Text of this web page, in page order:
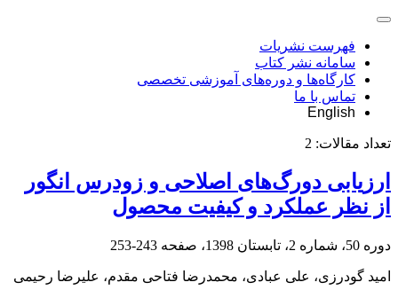
فهرست نشریات
سامانه نشر کتاب
کارگاه‌ها و دوره‌های آموزشی تخصصی
تماس با ما
English
تعداد مقالات: 2
ارزیابی دورگ‌های اصلاحی و زودرس انگور
از نظر عملکرد و کیفیت محصول
دوره 50، شماره 2، تابستان 1398، صفحه 243-253
امید گودرزی، علی عبادی، محمدرضا فتاحی مقدم، علیرضا رحیمی